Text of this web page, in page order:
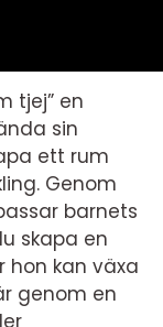
tjej” en
sin
ett rum
Genom
barnets
skapa en
hon kan växa
genom en